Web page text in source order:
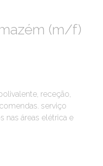
(m/f)
receção,
serviço
nas áreas elétrica e